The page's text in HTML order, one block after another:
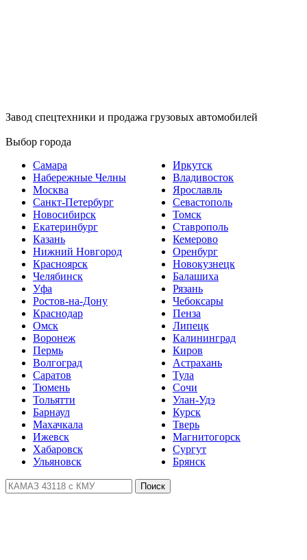
Завод спецтехники и продажа грузовых автомобилей
Выбор города
Самара
Набережные Челны
Москва
Санкт-Петербург
Новосибирск
Екатеринбург
Казань
Нижний Новгород
Красноярск
Челябинск
Уфа
Ростов-на-Дону
Краснодар
Омск
Воронеж
Пермь
Волгоград
Саратов
Тюмень
Тольятти
Барнаул
Махачкала
Ижевск
Хабаровск
Ульяновск
Иркутск
Владивосток
Ярославль
Севастополь
Томск
Ставрополь
Кемерово
Оренбург
Новокузнецк
Балашиха
Рязань
Чебоксары
Пенза
Липецк
Калининград
Киров
Астрахань
Тула
Сочи
Улан-Удэ
Курск
Тверь
Магнитогорск
Сургут
Брянск
Поиск